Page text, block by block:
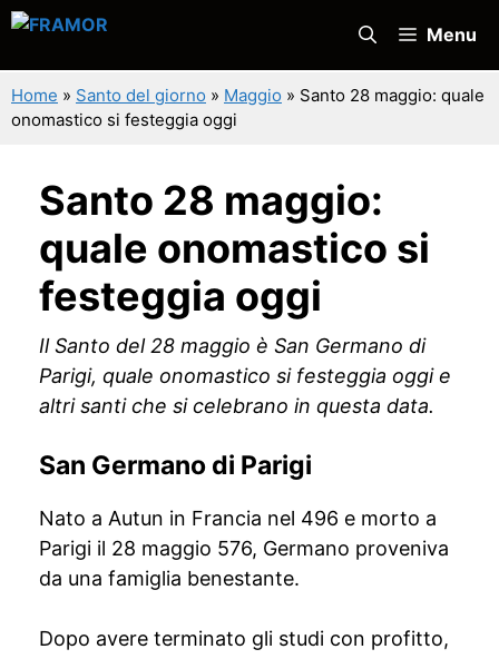
Vai
contenuto
Menu
Home » Santo del giorno » Maggio » Santo 28 maggio: quale
onomastico si festeggia oggi
Santo 28 maggio:
quale onomastico si
festeggia oggi
Il Santo del 28 maggio è San Germano di
Parigi, quale onomastico si festeggia oggi e
altri santi che si celebrano in questa data.
San Germano di Parigi
Nato a Autun in Francia nel 496 e morto a
Parigi il 28 maggio 576, Germano proveniva
da una famiglia benestante.
Dopo avere terminato gli studi con profitto,